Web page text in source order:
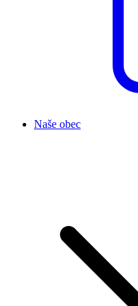
Naše obec